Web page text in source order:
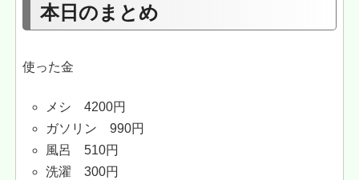
本日のまとめ
使った金
メシ 4200円
ガソリン 990円
風呂 510円
洗濯 300円